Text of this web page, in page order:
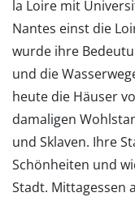
la Loire mit
Nantes einst die
wurde ihre
und die
heute die Häuser
damaligen
und Sklaven. Ihre
Schönheiten und
Stadt. Mittagessen